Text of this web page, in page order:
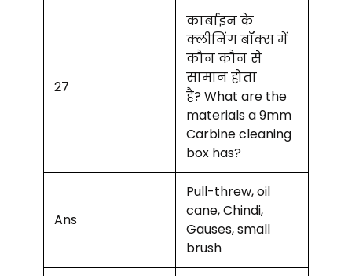
27
कार्बाइन के
क्लीनिंग बॉक्स में
कौन कौन से
सामान होता
है? What are the
materials a 9mm
Carbine cleaning
box has?
Ans
Pull-threw, oil
cane, Chindi,
Gauses, small
brush